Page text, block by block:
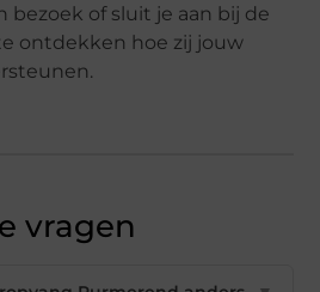
bezoek of sluit je aan bij de
ontdekken hoe zij jouw
vragen